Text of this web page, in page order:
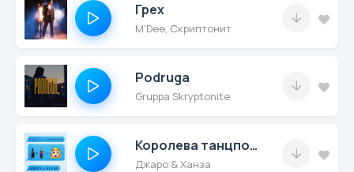
Грех
M'Dee, Скриптонит
Podruga
Gruppa Skryptonite
Королева танцпола
Джаро & Ханза